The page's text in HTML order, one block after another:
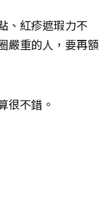
、紅疹遮瑕力不
嚴重的人，要再額
很不錯。